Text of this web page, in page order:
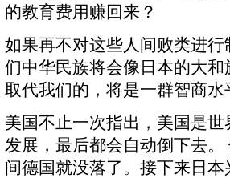
的教育费用赚回来？
如果再不对这些人间败类进
们中华民族将会像日本的大
取代我们的，将是一群智商
美国不止一次指出，美国是
发展，最后都会自动倒下去
间德国就没落了。接下来日